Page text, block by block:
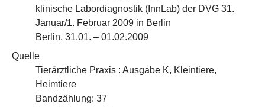
klinische Labordiagnostik (InnLab) der DVG 31.
Januar/1. Februar 2009 in Berlin
Berlin, 31.01. – 01.02.2009
Quelle
Tierärztliche Praxis : Ausgabe K, Kleintiere,
Heimtiere
Bandzählung: 37